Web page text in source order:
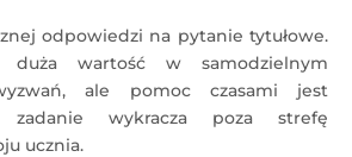
odpowiedzi na pytanie tytułowe.
wartość w samodzielnym
ale pomoc czasami jest
zadanie wykracza poza strefę
ucznia.